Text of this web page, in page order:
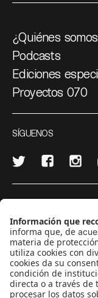
¿Quiénes
Podcasts
Ediciones
Proyectos 070
SÍGUENOS
CONTÁCTANOS
BOGOTÁ, COLOMBIA